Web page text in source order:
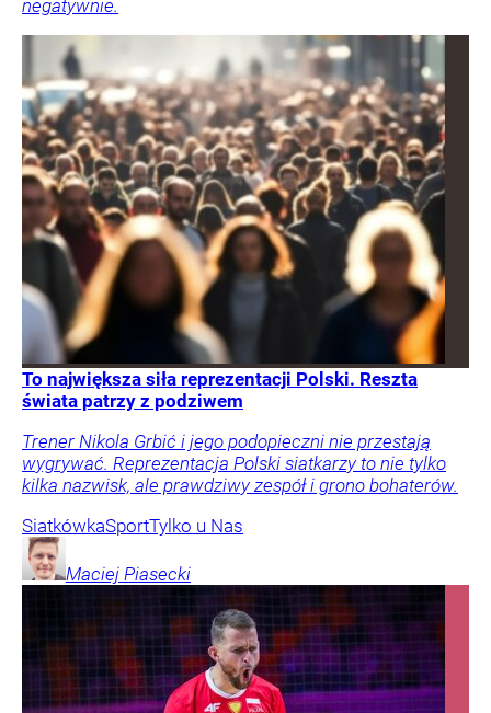
negatywnie.
To największa siła reprezentacji Polski. Reszta
świata patrzy z podziwem
Trener Nikola Grbić i jego podopieczni nie przestają
wygrywać. Reprezentacja Polski siatkarzy to nie tylko
kilka nazwisk, ale prawdziwy zespół i grono bohaterów.
SiatkówkaSportTylko u Nas
Maciej Piasecki